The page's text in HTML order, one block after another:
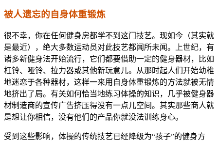
被人遗忘的自身体重锻炼
很不幸，你在任何健身房都学不到这门技艺。现如今（其实就
是最近），绝大多数运动员对此技艺都闻所未闻。上世纪，有
诸多新健身法开始流行，它们都要借助一定的健身器材，比如
杠铃、哑铃、拉力器或其他新玩意儿。从那时起人们开始幼稚
地迷恋于各种器材，这样一来用自身体重锻炼的方法就被无情
地挤出了局。有关如何恰当地练习体操的知识，几乎被健身器
材制造商的宣传广告挤压得没有一点儿空间。其实那些商人就
是想让你相信，没有他们的产品你就没法训练身心。
受到这些影响，体操的传统技艺已经降级为“孩子”的健身方